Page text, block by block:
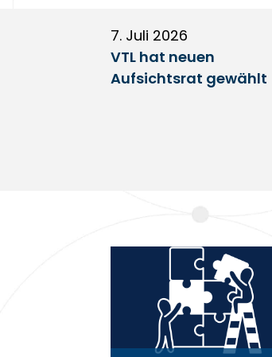
7. Juli 2026
VTL hat neuen
Aufsichtsrat gewählt